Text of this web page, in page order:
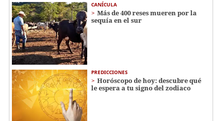
CANÍCULA
Más de 400 reses mueren por la
sequía en el sur
PREDICCIONES
Horóscopo de hoy: descubre qué
le espera a tu signo del zodiaco